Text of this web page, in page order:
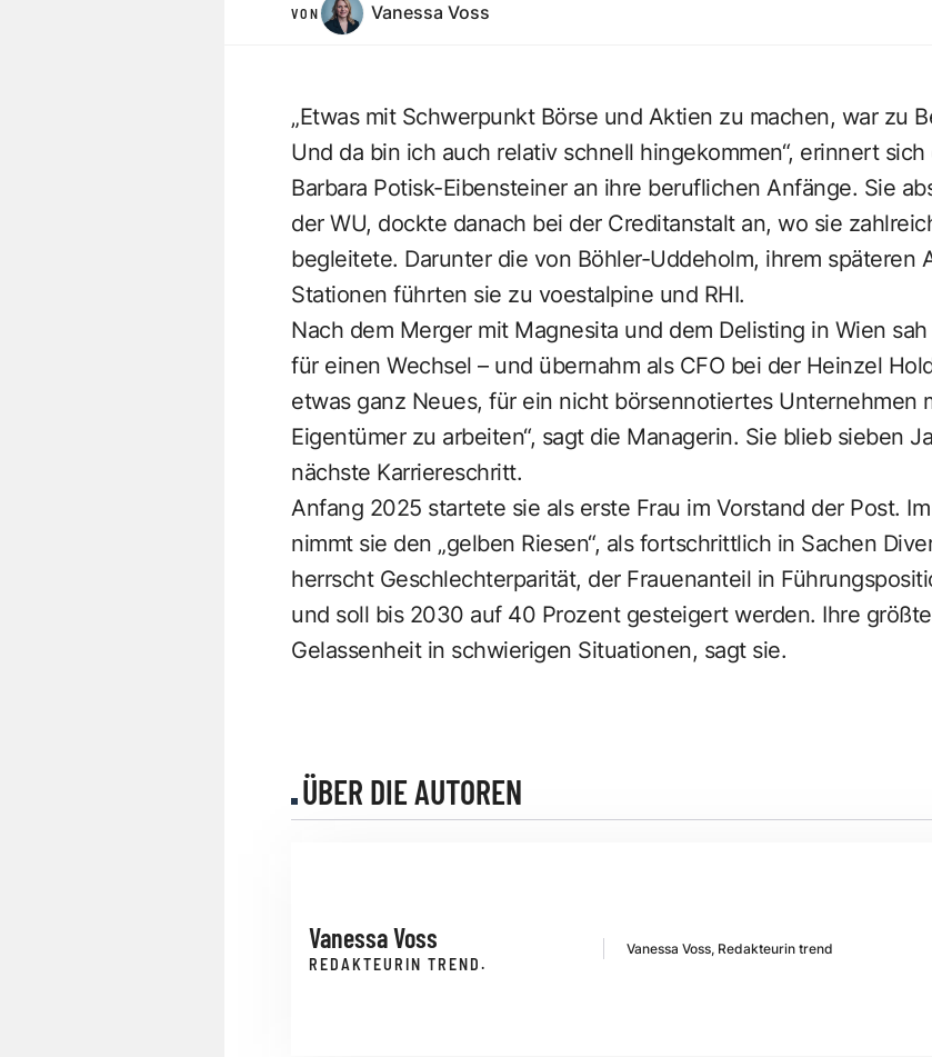
VON Vanessa Voss
„Etwas mit Schwerpunkt Börse und Aktien zu machen, war zu
Und da bin ich auch relativ schnell hingekommen“, erinnert
Barbara Potisk-Eibensteiner an ihre beruflichen Anfänge. Sie
der WU, dockte danach bei der Creditanstalt an, wo sie
begleitete. Darunter die von Böhler-Uddeholm, ihrem späteren
Stationen führten sie zu voestalpine und RHI.
Nach dem Merger mit Magnesita und dem Delisting in Wien
für einen Wechsel – und übernahm als CFO bei der Heinzel
etwas ganz Neues, für ein nicht börsennotiertes Unternehmen
Eigentümer zu arbeiten“, sagt die Managerin. Sie blieb sieben
nächste Karriereschritt.
Anfang 2025 startete sie als erste Frau im Vorstand der Post.
nimmt sie den „gelben Riesen“, als fortschrittlich in Sachen
herrscht Geschlechterparität, der Frauenanteil in
und soll bis 2030 auf 40 Prozent gesteigert werden. Ihre größte
Gelassenheit in schwierigen Situationen, sagt sie.
ÜBER DIE AUTOREN
Vanessa Voss
REDAKTEURIN TREND.
Vanessa Voss, Redakteurin trend